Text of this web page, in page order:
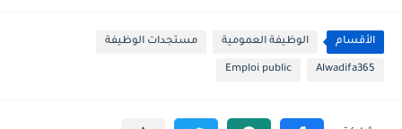
الأقسام الوظيفة العمومية مستجدات الوظيفة
Alwadifa365
Emploi public